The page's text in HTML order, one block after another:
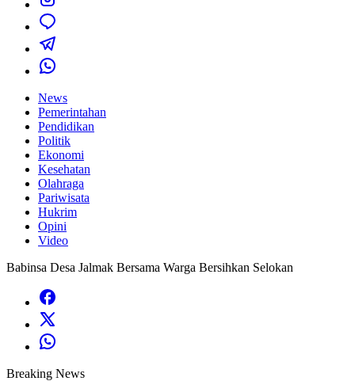
News
Pemerintahan
Pendidikan
Politik
Ekonomi
Kesehatan
Olahraga
Pariwisata
Hukrim
Opini
Video
Babinsa Desa Jalmak Bersama Warga Bersihkan Selokan
Breaking News